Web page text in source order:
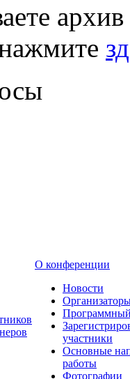
О конференции
Новости
участники
Основные
работы
Фотографии